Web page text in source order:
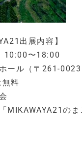
出展内容】
〜18:00
（〒261-0023
料
の